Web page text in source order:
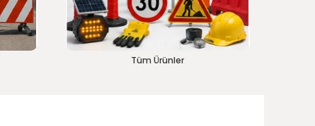
Tüm Ürünler